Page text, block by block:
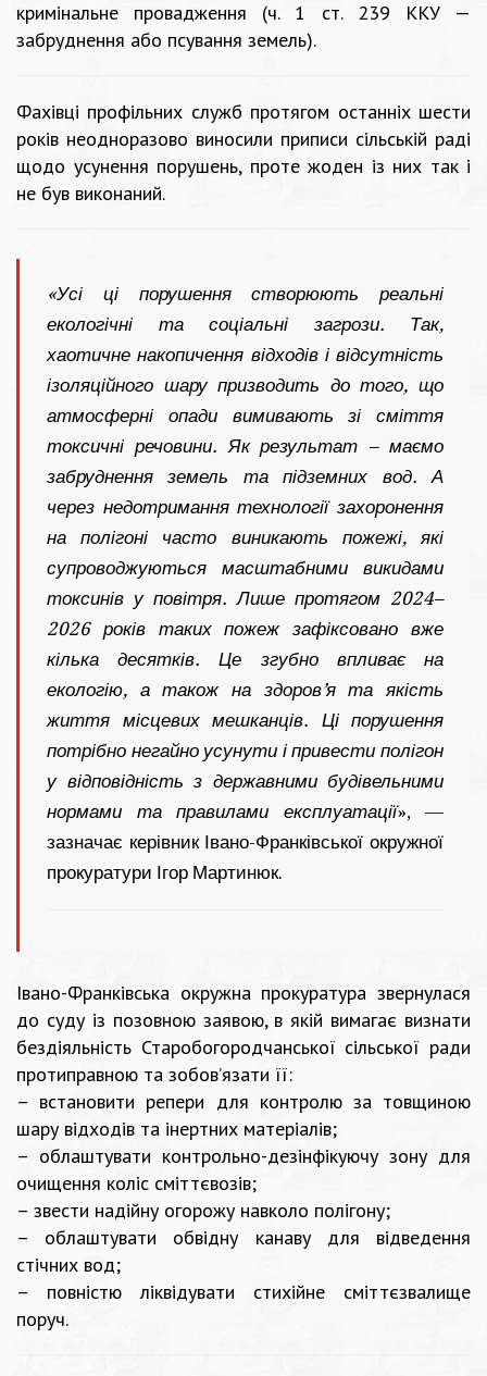
кримінальне провадження (ч. 1 ст. 239 ККУ —
забруднення або псування земель).
Фахівці профільних служб протягом останніх шести
років неодноразово виносили приписи сільській раді
щодо усунення порушень, проте жоден із них так і
не був виконаний.
«Усі ці порушення створюють реальні
екологічні та соціальні загрози. Так,
хаотичне накопичення відходів і відсутність
ізоляційного шару призводить до того, що
атмосферні опади вимивають зі сміття
токсичні речовини. Як результат – маємо
забруднення земель та підземних вод. А
через недотримання технології захоронення
на полігоні часто виникають пожежі, які
супроводжуються масштабними викидами
токсинів у повітря. Лише протягом 2024–
2026 років таких пожеж зафіксовано вже
кілька десятків. Це згубно впливає на
екологію, а також на здоров’я та якість
життя місцевих мешканців. Ці порушення
потрібно негайно усунути і привести полігон
у відповідність з державними будівельними
нормами та правилами експлуатації», —
зазначає керівник Івано-Франківської окружної
прокуратури Ігор Мартинюк.
Івано-Франківська окружна прокуратура звернулася
до суду із позовною заявою, в якій вимагає визнати
бездіяльність Старобогородчанської сільської ради
протиправною та зобов’язати її:
– встановити репери для контролю за товщиною
шару відходів та інертних матеріалів;
– облаштувати контрольно-дезінфікуючу зону для
очищення коліс сміттєвозів;
– звести надійну огорожу навколо полігону;
– облаштувати обвідну канаву для відведення
стічних вод;
– повністю ліквідувати стихійне сміттєзвалище
поруч.